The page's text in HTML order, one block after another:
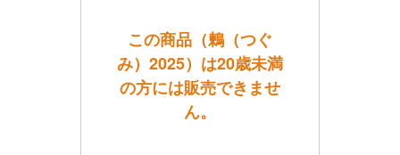
この商品（鶫（つぐ
み）2025）は20歳未満
の方には販売できませ
ん。